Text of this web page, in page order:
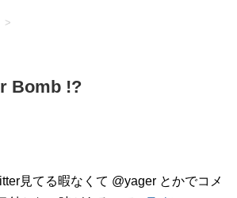
>
Bomb !?
見てる暇なくて @yager とかでコメ